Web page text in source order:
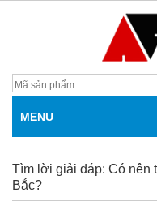
MENU
Tìm lời giải đáp: Có nên
Bắc?